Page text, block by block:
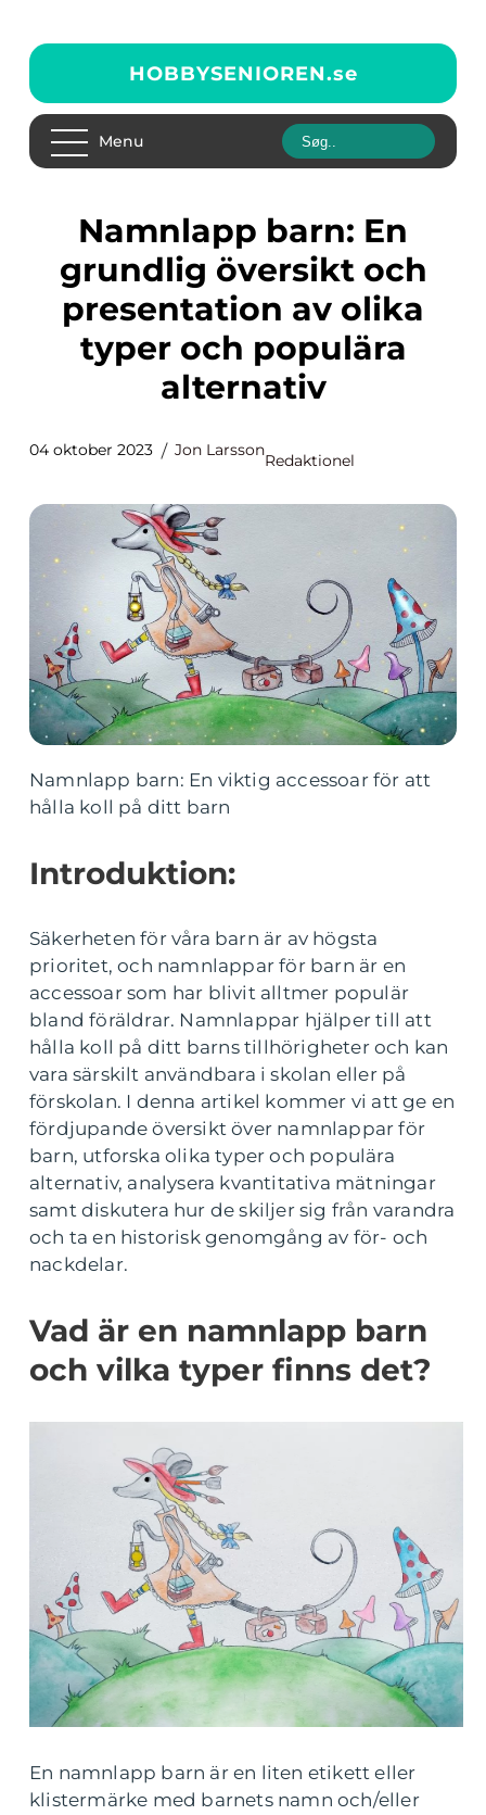
HOBBYSENIOREN.se
Menu
Namnlapp barn: En
grundlig översikt och
presentation av olika
typer och populära
alternativ
04 oktober 2023 Jon Larsson
Redaktionel
Namnlapp barn: En viktig accessoar för att
hålla koll på ditt barn
Introduktion:
Säkerheten för våra barn är av högsta
prioritet, och namnlappar för barn är en
accessoar som har blivit alltmer populär
bland föräldrar. Namnlappar hjälper till att
hålla koll på ditt barns tillhörigheter och kan
vara särskilt användbara i skolan eller på
förskolan. I denna artikel kommer vi att ge en
fördjupande översikt över namnlappar för
barn, utforska olika typer och populära
alternativ, analysera kvantitativa mätningar
samt diskutera hur de skiljer sig från varandra
och ta en historisk genomgång av för- och
nackdelar.
Vad är en namnlapp barn
och vilka typer finns det?
En namnlapp barn är en liten etikett eller
klistermärke med barnets namn och/eller